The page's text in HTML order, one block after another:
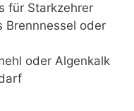
für Starkzehrer
Brennnessel oder
oder Algenkalk